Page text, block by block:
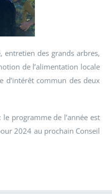
des grands arbres,
de l’alimentation locale
d’intérêt commun des deux
programme de l’année est
2024 au prochain Conseil